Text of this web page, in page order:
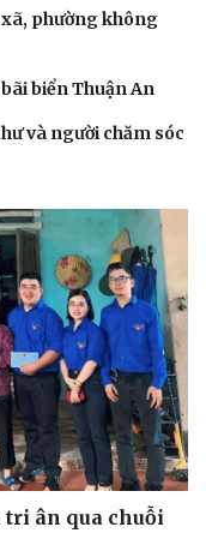
phường không
biển Thuận An
và người chăm sóc
ân qua chuỗi